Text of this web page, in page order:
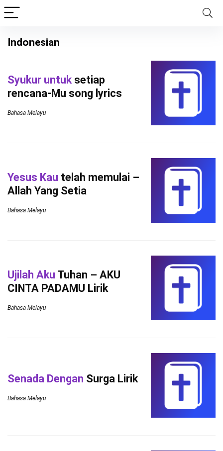
Indonesian
Syukur untuk setiap
rencana-Mu song lyrics
Bahasa Melayu
Yesus Kau telah memulai –
Allah Yang Setia
Bahasa Melayu
Ujilah Aku Tuhan – AKU
CINTA PADAMU Lirik
Bahasa Melayu
Senada Dengan Surga Lirik
Bahasa Melayu